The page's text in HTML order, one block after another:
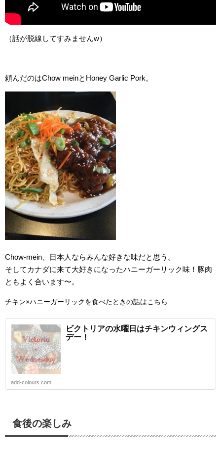
（話が脱線してすみませんw）
頼んだのはChow meinとHoney Garlic Pork。
Chow-mein、日本人ならみんな好きな味だと思う。
そしてカナダに来て大好きになったハニーガーリック味！豚肉
ともよく合います〜。
チキン×ハニーガーリックを食べたときの話はこちら
ビクトリアの水曜日はチキンウィングス
デー！
add-colours.com
食後の楽しみ